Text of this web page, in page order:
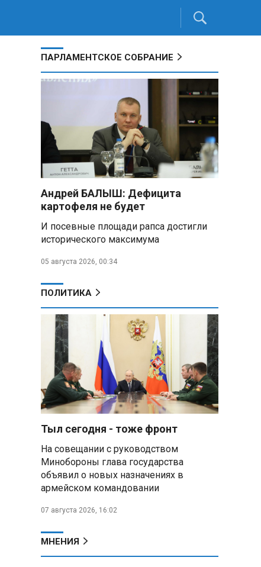
ПАРЛАМЕНТСКОЕ СОБРАНИЕ
Андрей БАЛЫШ: Дефицита
картофеля не будет
И посевные площади рапса достигли
исторического максимума
05 августа 2026, 00:34
ПОЛИТИКА
Тыл сегодня - тоже фронт
На совещании с руководством
Минобороны глава государства
объявил о новых назначениях в
армейском командовании
07 августа 2026, 16:02
МНЕНИЯ